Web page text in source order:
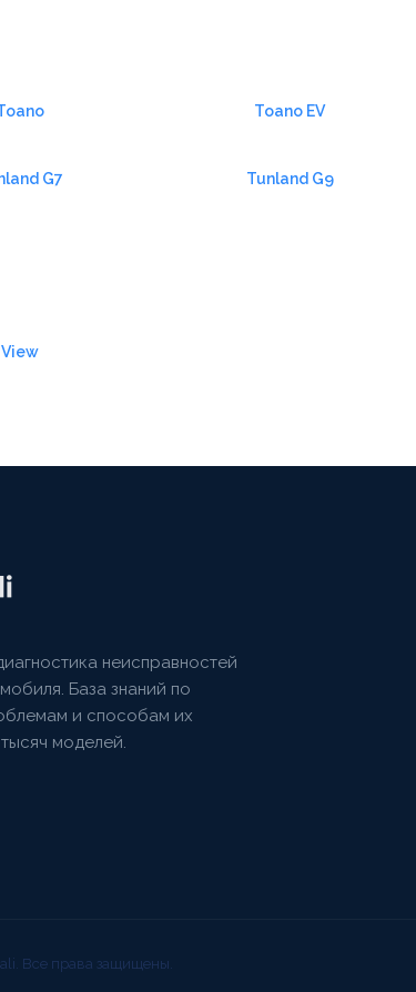
Toano EV
G7 Tunland G9
View
неисправностей
База знаний по
и способам их
моделей.
Все права защищены.